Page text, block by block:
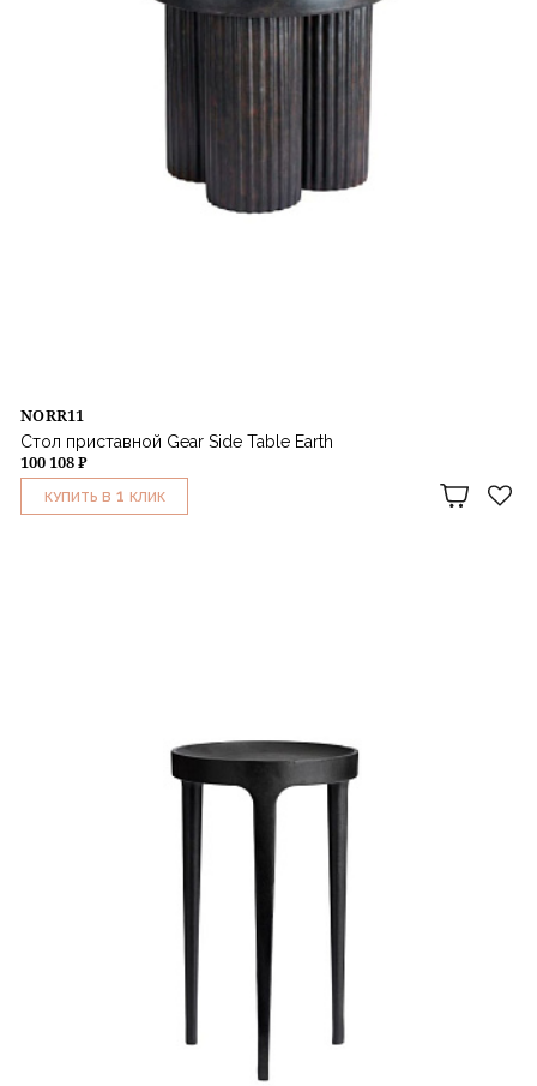
NORR11
Стол приставной Gear Side Table Earth
100 108 ₽
КУПИТЬ В 1 КЛИК